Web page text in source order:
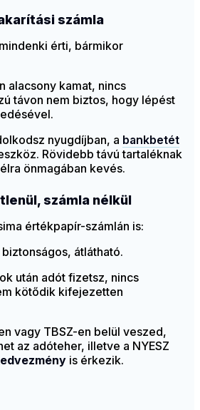
számla
érti, bármikor
alacsony kamat, nincs
távon nem biztos, hogy lépést
nyugdíjban, a bankbetét
Rövidebb távú tartaléknak
önmagában kevés.
számla nélkül
értékpapír-számlán is:
átlátható.
után adót fizetsz, nincs
kötődik kifejezetten
vagy TBSZ-en belül veszed,
az adóteher, illetve a NYESZ
is érkezik.